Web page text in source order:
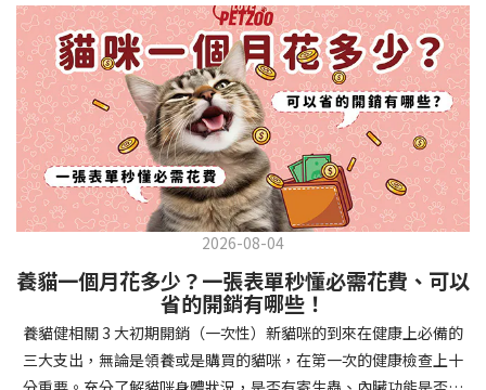
時立即獎勵。另外要處理的常見問題包括咬人、啃咬家具和亂叫。
每當出現不當行為，給予適當替代品（如咬玩具代替咬手），並在
幼犬選擇正確行為時獎勵，這比責罵更有效。社交化訓練 兩個月大
的幼犬正處於社會化黃金期，這階段的經驗將深刻影響未來性格。
安排幼犬接觸不同人類（包括兒童、戴眼鏡的人、使用拐杖的人
等）、各種動物、交通工具和環境聲音。起初保持在安全、受控的
情境中，逐漸增加複雜度。每次正面社交體驗後給予獎勵，建立幼
犬對新事物的積極態度。進階技巧強化 基礎訓練穩固後，可以進入
更複雜的技巧訓練。這包括遠距離控制、不同干擾下的指令遵從、
多步驟動作等。使用延遲獎勵技巧，讓幼犬學會即使沒有立即獎勵
也能保持良好行為。引入不同環境中的訓練，如公園、寵物店等，
幫助幼犬在各種情境下都能聽從指令。維持良好習慣 成功的訓練不
是一次性的，而是需要持續維護。即使幼犬已經掌握所有技能，也
要定期複習，防止行為退化。將訓練融入日常生活，如出門前的
下降，表示身體狀況不佳，應儘快就醫！📌 貓咪拉肚子判斷步驟5：
檢查是否需要帶去看獸醫 如果拉肚子 1~2 次但精神好、食慾正常，
可以先觀察，如果腹瀉超過 48 小時或水狀腹瀉 + 嗜睡、食慾下降、
嘔吐 應立即就醫。 透過這 5 個步驟，你可以快速判斷貓咪拉肚子的
原因與嚴重程度，確保毛孩的腸胃健康！如果不確定情況，還是建
議讓獸醫檢查，才能安心哦！🐾💖4種高風險群貓咪拉肚子要小心高
風險貓咪包含：幼貓、老貓、懷孕貓、有慢性疾病貓，這些貓咪在
身體狀況出現警訊時要特別注意，如拉肚子次數超過2次以上，就建
議直接尋求獸醫協助。2要訣判斷貓咪拉肚子要不要看醫生 高風險貓
的貓咪，如拉肚子超過2-3天，建議直接尋求獸醫師協助。並記得提
供觀察紀錄給予獸醫師進行專業判斷。貓咪拉肚子但精神很好？如
果飼主有發現貓咪拉肚子的情形，但貓咪的精神很好。有可能與飲
食方便相關，回想是否進食新的食物，或是正進行飼料更換的過
兩全其美！貓咪掉毛原因1. 皮膚問題貓咪皮膚問題是造成掉毛的常
見兇手！皮膚發炎、感染或是長期搔癢，都會讓貓咪的毛髮失去健
康光澤並大量脫落。常見的皮膚問題包括皮膚黴菌、細菌感染、疥
癬蟲等寄生蟲，甚至是皮膚過度乾燥。如果發現貓咪皮膚有紅腫、
結痂、脫屑或異常氣味，同時伴隨掉毛，建議盡快帶牠看獸醫哦！
貓咪掉毛原因2. 過敏誰說只有人類會過敏？貓咪也會！貓咪可能對
環境中的塵蟎、花粉、清潔劑，甚至是食物中的某些成分產生過敏
反應。過敏症狀不只是打噴嚏、流眼淚，還會引起皮膚搔癢和掉毛
問題。特別是食物過敏，更是常被忽略的掉毛元兇！如果貓咪經常
抓癢或舔舐特定部位，同時伴隨掉毛，很可能是過敏在作怪呢！貓
咪掉毛原因3. 營養不足貓咪的毛髮健康與營養息息相關！當貓咪飲
食中缺乏必要的蛋白質、脂肪酸（尤其是Omega-3和Omega-
6）、維生素或礦物質時，毛髮就會變得乾燥、脆弱，容易斷裂脫
落。長期餵食低品質或不均衡的貓糧，可能使貓咪營養不良，進而
2026-08-04
養貓一個月花多少？一張表單秒懂必需花費、可以
省的開銷有哪些！
養貓健相關 3 大初期開銷（一次性）新貓咪的到來在健康上必備的
三大支出，無論是領養或是購買的貓咪，在第一次的健康檢查上十